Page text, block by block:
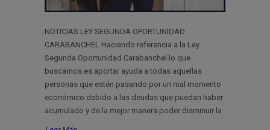
NOTICIAS LEY SEGUNDA OPORTUNIDAD
CARABANCHEL Haciendo referencia a la Ley
Segunda Oportunidad Carabanchel lo que
buscamos es aportar ayuda a todas aquellas
personas que estén pasando por un mal momento
económico debido a las deudas que puedan haber
acumulado y de la mejor manera poder disminuir la